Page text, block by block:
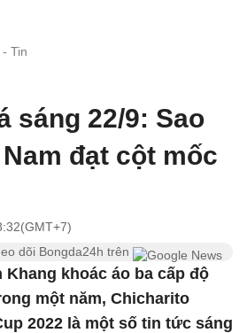
Tin
sáng 22/9: Sao
đạt cột mốc
dõi Bongda24h trên
Khang khoác áo ba cấp độ
một năm, Chicharito
2022 là một số tin tức sáng